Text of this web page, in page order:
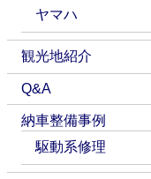
ヤマハ
観光地紹介
Q&A
納車整備事例
駆動系修理